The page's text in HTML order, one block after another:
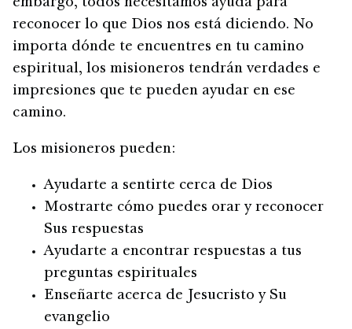
embargo, todos necesitamos ayuda para
reconocer lo que Dios nos está diciendo. No
importa dónde te encuentres en tu camino
espiritual, los misioneros tendrán verdades e
impresiones que te pueden ayudar en ese
camino.
Los misioneros pueden:
Ayudarte a sentirte cerca de Dios
Mostrarte cómo puedes orar y reconocer
Sus respuestas
Ayudarte a encontrar respuestas a tus
preguntas espirituales
Enseñarte acerca de Jesucristo y Su
evangelio